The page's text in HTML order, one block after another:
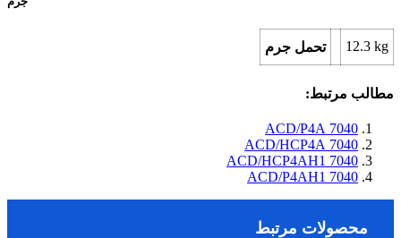
تحمل جرم 12.3 kg
مطالب مرتبط:
7040 ACD/P4A
7040 ACD/HCP4A
7040 ACD/HCP4AH1
7040 ACD/P4AH1
محصولات مرتبط